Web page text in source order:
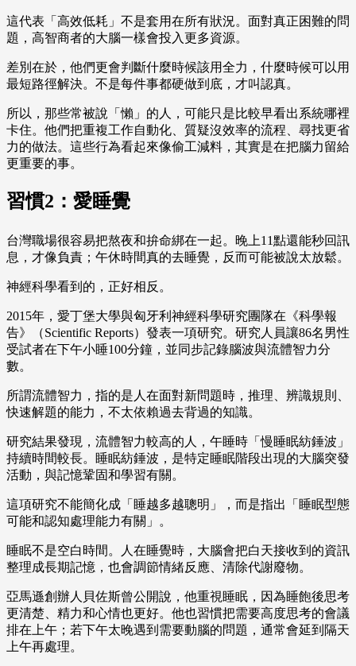
這代表「高效低耗」不是套用在所有狀況。面對真正困難的問
題，高智商者的大腦一樣會投入更多資源。
差別在於，他們更會判斷什麼時候該用全力，什麼時候可以用
最短路徑解決。不是每件事都硬做到底，才叫認真。
所以，那些常被說「懶」的人，可能只是比較早看出系統哪裡
卡住。他們把重複工作自動化、質疑沒效率的流程、尋找更省
力的做法。這些行為看起來像偷工減料，其實是在把腦力留給
更重要的事。
習慣2：愛睡覺
台灣職場很容易把熬夜和拚命綁在一起。晚上11點還能秒回訊
息，才像負責；午休時間真的去睡覺，反而可能被說太放鬆。
神經科學看到的，正好相反。
2015年，愛丁堡大學與匈牙利神經科學研究團隊在《科學報
告》（Scientific Reports）發表一項研究。研究人員讓86名男性
受試者在下午小睡100分鐘，並同步記錄腦波與流體智力分
數。
所謂流體智力，指的是人在面對新問題時，推理、辨識規則、
快速解題的能力，不太依賴過去背過的知識。
研究結果發現，流體智力較高的人，午睡時「慢睡眠紡錘波」
持續時間較長。睡眠紡錘波，是特定睡眠階段出現的大腦突發
活動，與記憶鞏固和學習有關。
這項研究不能簡化成「睡越多越聰明」，而是指出「睡眠型態
可能和認知處理能力有關」。
睡眠不是空白時間。人在睡覺時，大腦會把白天接收到的資訊
整理成長期記憶，也會調節情緒反應、清除代謝廢物。
亞馬遜創辦人貝佐斯曾公開說，他重視睡眠，因為睡飽後思考
更清楚、精力和心情也更好。他也習慣把需要高度思考的會議
排在上午；若下午太晚遇到需要動腦的問題，通常會延到隔天
上午再處理。